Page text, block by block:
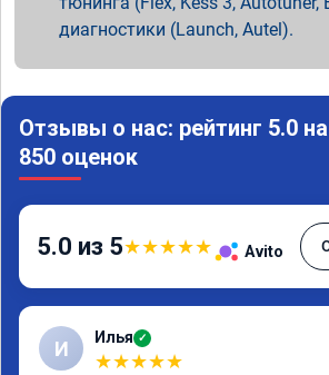
диагностики (Launch, Autel).
Отзывы о нас: рейтинг 5.0
850 оценок
5.0 из 5★★★★★ Avito
И Илья ✓
★★★★★